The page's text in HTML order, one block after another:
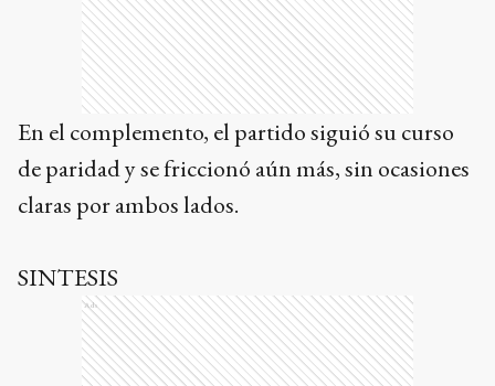
En el complemento, el partido siguió su curso
de paridad y se friccionó aún más, sin ocasiones
claras por ambos lados.
SINTESIS
Ads